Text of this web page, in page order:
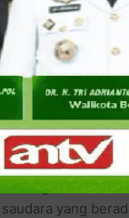
Baca juga:
Terbanyak Se-
Para pemuda di
yang belum
mandiri. Mereka
sedangkan
saudara yang